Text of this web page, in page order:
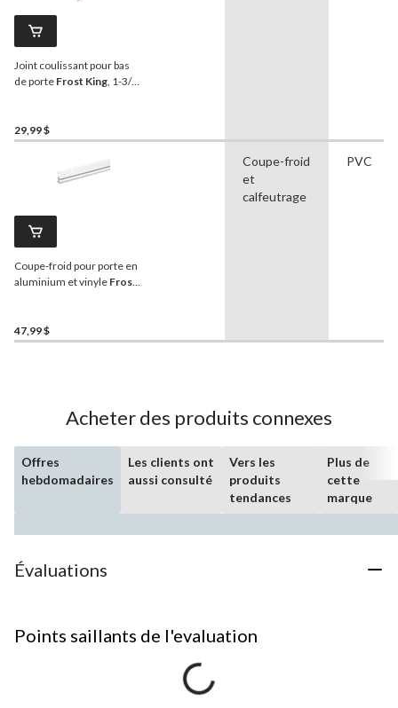
Joint coulissant pour bas
de porte Frost King, 1-3/4
29,99 $
Coupe-froid pour porte en
aluminium et vinyle Frost
47,99 $
Coupe-froid
et
calfeutrage
PVC
Acheter des produits connexes
Offres
hebdomadaires
Les clients ont
aussi consulté
Vers les
produits
tendances
Plus de
cette
marque
Évaluations
Points saillants de l'evaluation